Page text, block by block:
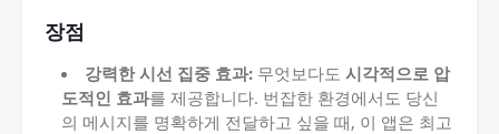
장점
강력한 시선 집중 효과: 무엇보다도 시각적으로 압
도적인 효과를 제공합니다. 번잡한 환경에서도 당신
의 메시지를 명확하게 전달하고 싶을 때, 이 앱은 최고